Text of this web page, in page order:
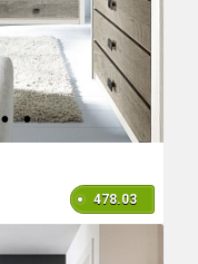
478.03